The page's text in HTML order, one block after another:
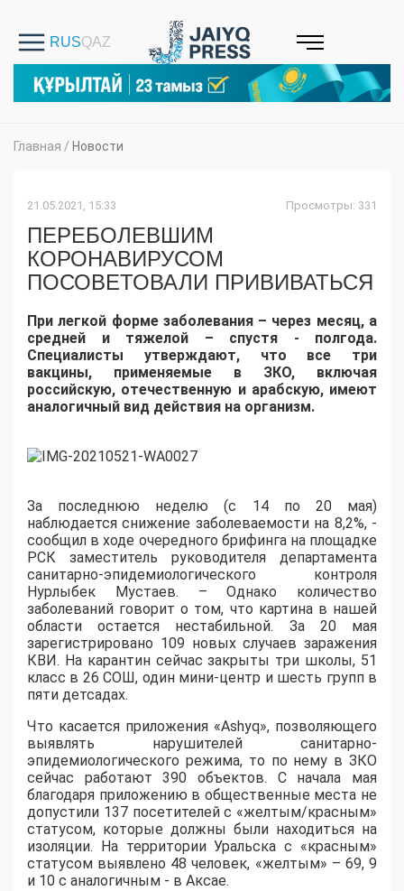
Главная / Новости
21.05.2021, 15:33 Просмотры: 331
ПЕРЕБОЛЕВШИМ
КОРОНАВИРУСОМ
ПОСОВЕТОВАЛИ ПРИВИВАТЬСЯ
При легкой форме заболевания – через месяц, а
средней и тяжелой – спустя - полгода.
Специалисты утверждают, что все три
вакцины, применяемые в ЗКО, включая
российскую, отечественную и арабскую, имеют
аналогичный вид действия на организм.
За последнюю неделю (с 14 по 20 мая)
наблюдается снижение заболеваемости на 8,2%, -
сообщил в ходе очередного брифинга на площадке
РСК заместитель руководителя департамента
санитарно-эпидемиологического контроля
Нурлыбек Мустаев. – Однако количество
заболеваний говорит о том, что картина в нашей
области остается нестабильной. За 20 мая
зарегистрировано 109 новых случаев заражения
КВИ. На карантин сейчас закрыты три школы, 51
класс в 26 СОШ, один мини-центр и шесть групп в
пяти детсадах.
Что касается приложения «Ashyq», позволяющего
выявлять нарушителей санитарно-
эпидемиологического режима, то по нему в ЗКО
сейчас работают 390 объектов. С начала мая
благодаря приложению в общественные места не
допустили 137 посетителей с «желтым/красным»
статусом, которые должны были находиться на
изоляции. На территории Уральска с «красным»
статусом выявлено 48 человек, «желтым» – 69, 9
и 10 с аналогичным - в Аксае.